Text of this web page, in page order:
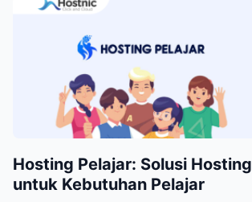
Hosting Pelajar: Solusi Hosting
untuk Kebutuhan Pelajar